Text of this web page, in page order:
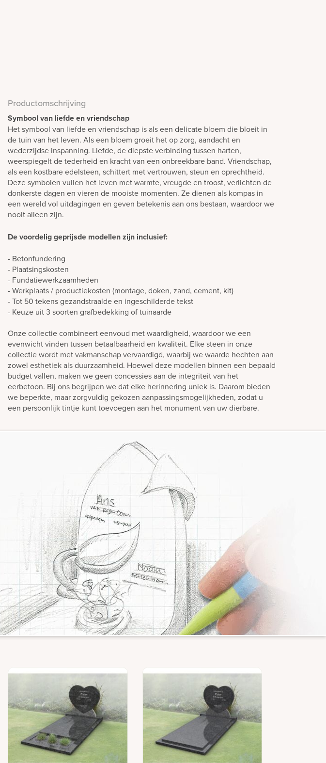
Productomschrijving
Symbool van liefde en vriendschap
Het symbool van liefde en vriendschap is als een delicate bloem die bloeit in
de tuin van het leven. Als een bloem groeit het op zorg, aandacht en
wederzijdse inspanning. Liefde, de diepste verbinding tussen harten,
weerspiegelt de tederheid en kracht van een onbreekbare band. Vriendschap,
als een kostbare edelsteen, schittert met vertrouwen, steun en oprechtheid.
Deze symbolen vullen het leven met warmte, vreugde en troost, verlichten de
donkerste dagen en vieren de mooiste momenten. Ze dienen als kompas in
een wereld vol uitdagingen en geven betekenis aan ons bestaan, waardoor we
nooit alleen zijn.
De voordelig geprijsde modellen zijn inclusief:
- Betonfundering
- Plaatsingskosten
- Fundatiewerkzaamheden
- Werkplaats / productiekosten (montage, doken, zand, cement, kit)
- Tot 50 tekens gezandstraalde en ingeschilderde tekst
- Keuze uit 3 soorten grafbedekking of tuinaarde
Onze collectie combineert eenvoud met waardigheid, waardoor we een
evenwicht vinden tussen betaalbaarheid en kwaliteit. Elke steen in onze
collectie wordt met vakmanschap vervaardigd, waarbij we waarde hechten aan
zowel esthetiek als duurzaamheid. Hoewel deze modellen binnen een bepaald
budget vallen, maken we geen concessies aan de integriteit van het
eerbetoon. Bij ons begrijpen we dat elke herinnering uniek is. Daarom bieden
we beperkte, maar zorgvuldig gekozen aanpassingsmogelijkheden, zodat u
een persoonlijk tintje kunt toevoegen aan het monument van uw dierbare.